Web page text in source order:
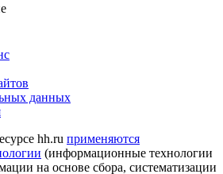
данных
hh.ru применяются
(информационные технологии
на основе сбора, систематизации